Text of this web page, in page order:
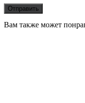
Вам также может